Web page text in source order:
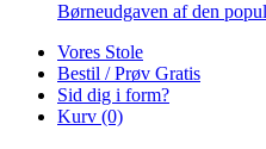
Børneudgaven af den
Vores Stole
Bestil / Prøv Gratis
Sid dig i form?
Kurv (0)